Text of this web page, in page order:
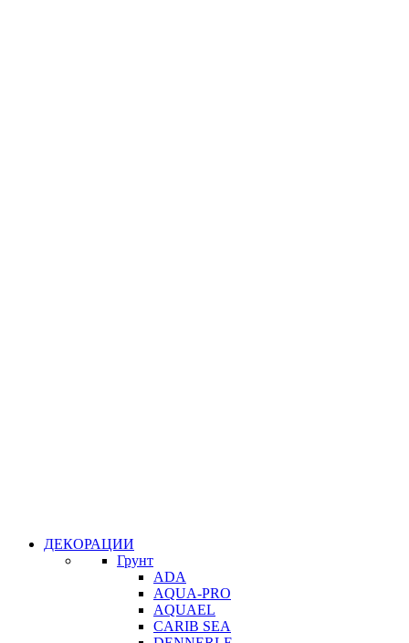
ДЕКОРАЦИИ
Грунт
ADA
AQUA-PRO
AQUAEL
CARIB SEA